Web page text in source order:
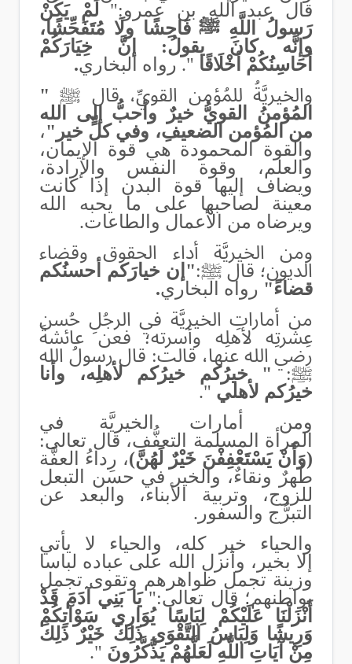
قال عبد الله بن عمرو:" لَمْ يَكُنْ
رَسولُ اللَّهِ ﷺ فَاحِشًا ولَا مُتَفَحِّشًا،
وإنَّه كانَ يقولُ: إنَّ خِيَارَكُمْ
أحَاسِنُكُمْ أخْلَاقًا ". رواه البخاري.
والخيريَّةُ للمُؤمن القويِّ، قال ﷺ"
المُؤمنُ القويُّ خيرٌ وأحبُّ إلى الله
من المُؤمن الضعيفِ، وفي كلٍّ خير "،
والقوة المحمودة هي قوة الإيمان،
والعلم، وقوة النفس والإرادة،
ويضاف إليها قوة البدن إذا كانت
معينة لصاحبها على ما يحبه الله
ويرضاه من الأعمال والطاعات.
ومن الخيريَّة أداء الحقوق وقضاء
الديون؛ قال ﷺ:"إن خيارَكم أحسنُكم
قضاءً" رواه البخاري.
من أماراتِ الخيريَّة في الرجُلِ حُسن
عِشرتِه لأهلِه وأسرته؛ فعن عائشةَ
رضي الله عنها، قالت: قال رسولُ الله
ﷺ: " خيرُكم خيرُكم لأهلِه، وأنا
خيرُكم لأهلي ".
ومن أمارات الخيريَّة في
المرأة المسلمة التعفُّف، قال تعالى:
(وَأَنْ يَسْتَعْفِفْنَ خَيْرٌ لَهُنَّ)، رِداءُ العفَّة
طُهرٌ ونقاءٌ، والخير في حسن التبعل
للزوج، وتربية الأبناء، والبعد عن
التبرُّج والسفور.
والحياء خير كله، والحياء لا يأتي
إلا بخير، وأنزل الله على عباده لباسا
وزينة تجمل ظواهرهم وتقوى تجمل
بواطنهم؛ قال تعالى:"يَا بَنِي آدَمَ قَدْ
أَنْزَلْنَا عَلَيْكُمْ لِبَاسًا يُوَارِي سَوْآتِكُمْ
وَرِيشًا وَلِبَاسُ التَّقْوَى ذَلِكَ خَيْرٌ ذَلِكَ
مِنْ آيَاتِ اللَّهِ لَعَلَّهُمْ يَذَّكَّرُونَ ".